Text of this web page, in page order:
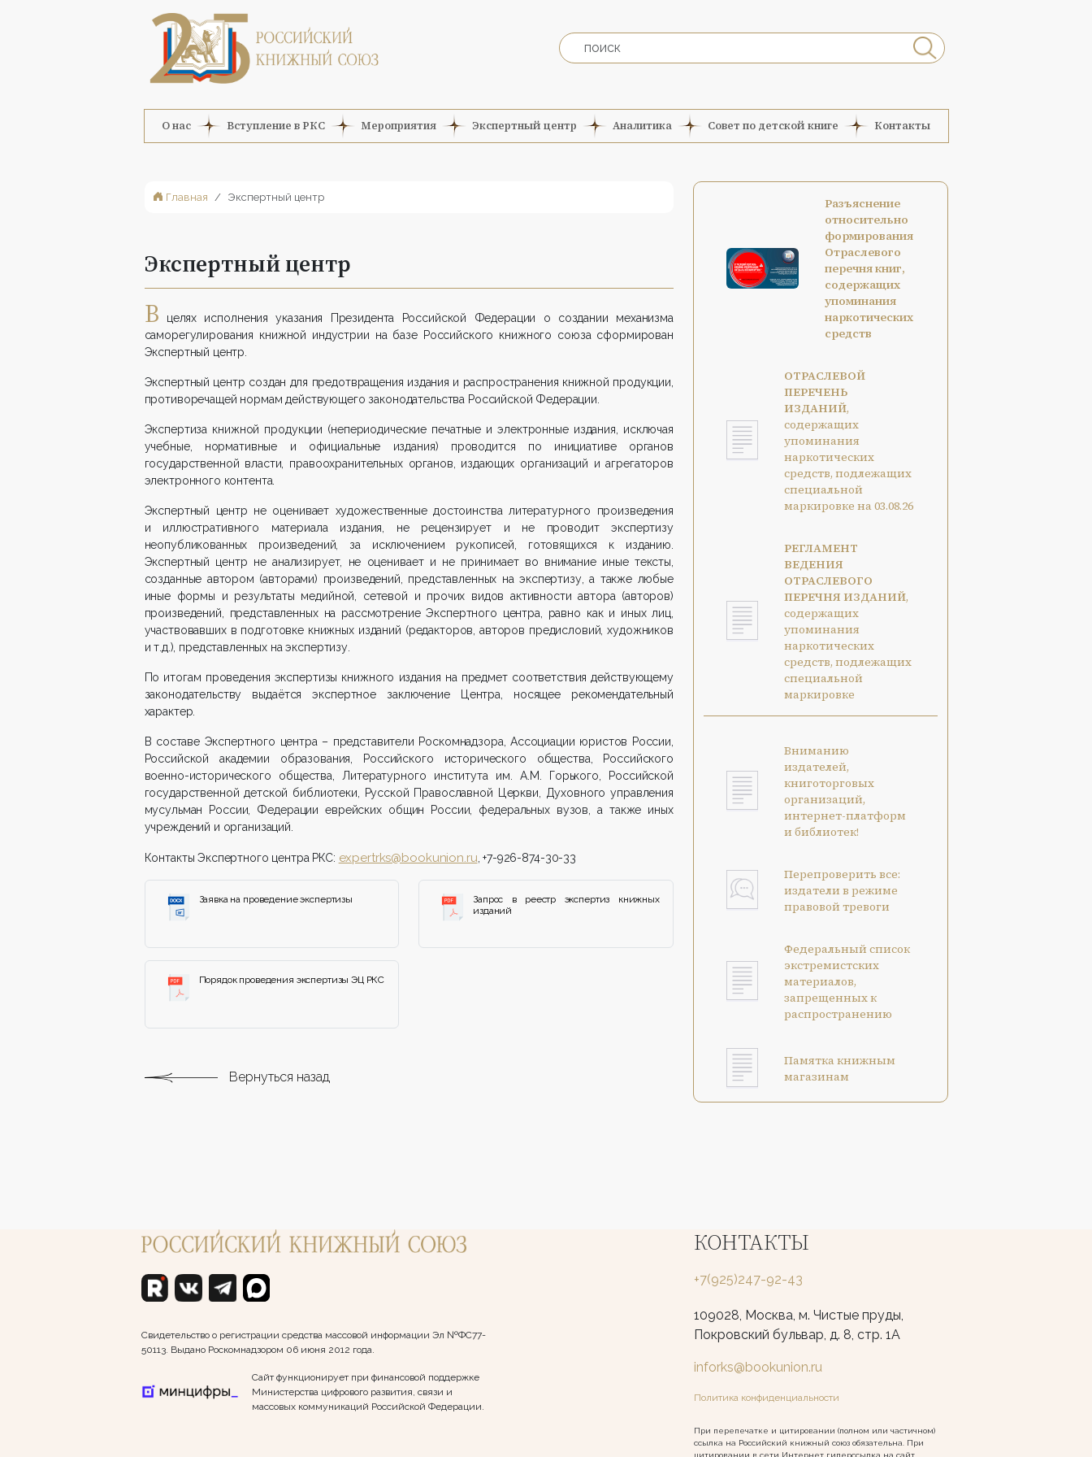
О нас Вступление в РКС Мероприятия Экспертный центр Аналитика Совет по детской книге Контакты
Главная Экспертный центр
Экспертный центр
В целях исполнения указания Президента Российской Федерации о создании механизма
саморегулирования книжной индустрии на базе Российского книжного союза сформирован
Экспертный центр.
Экспертный центр создан для предотвращения издания и распространения книжной продукции,
противоречащей нормам действующего законодательства Российской Федерации.
Экспертиза книжной продукции (непериодические печатные и электронные издания, исключая
учебные, нормативные и официальные издания) проводится по инициативе органов
государственной власти, правоохранительных органов, издающих организаций и агрегаторов
электронного контента.
Экспертный центр не оценивает художественные достоинства литературного произведения
и иллюстративного материала издания, не рецензирует и не проводит экспертизу
неопубликованных произведений, за исключением рукописей, готовящихся к изданию.
Экспертный центр не анализирует, не оценивает и не принимает во внимание иные тексты,
созданные автором (авторами) произведений, представленных на экспертизу, а также любые
иные формы и результаты медийной, сетевой и прочих видов активности автора (авторов)
произведений, представленных на рассмотрение Экспертного центра, равно как и иных лиц,
участвовавших в подготовке книжных изданий (редакторов, авторов предисловий, художников
и т.д.), представленных на экспертизу.
По итогам проведения экспертизы книжного издания на предмет соответствия действующему
законодательству выдаётся экспертное заключение Центра, носящее рекомендательный
характер.
В составе Экспертного центра – представители Роскомнадзора, Ассоциации юристов России,
Российской академии образования, Российского исторического общества, Российского
военно-исторического общества, Литературного института им. А.М. Горького, Российской
государственной детской библиотеки, Русской Православной Церкви, Духовного управления
мусульман России, Федерации еврейских общин России, федеральных вузов, а также иных
учреждений и организаций.
Контакты Экспертного центра РКС: expertrks@bookunion.ru , +7-926-874-30-33
Заявка на проведение экспертизы
Запрос в реестр экспертиз книжных
изданий
Порядок проведения экспертизы ЭЦ РКС
Вернуться назад
Разъяснение
относительно
формирования
Отраслевого
перечня книг,
содержащих
упоминания
наркотических
средств
ОТРАСЛЕВОЙ
ПЕРЕЧЕНЬ
ИЗДАНИЙ,
содержащих
упоминания
наркотических
средств, подлежащих
специальной
маркировке на 03.08.26
РЕГЛАМЕНТ
ВЕДЕНИЯ
ОТРАСЛЕВОГО
ПЕРЕЧНЯ ИЗДАНИЙ,
содержащих
упоминания
наркотических
средств, подлежащих
специальной
маркировке
Вниманию
издателей,
книготорговых
организаций,
интернет-платформ
и библиотек!
Перепроверить все:
издатели в режиме
правовой тревоги
Федеральный список
экстремистских
материалов,
запрещенных к
распространению
Памятка книжным
магазинам
Свидетельство о регистрации средства массовой информации Эл №ФС77-
50113. Выдано Роскомнадзором 06 июня 2012 года.
Сайт функционирует при финансовой поддержке
Министерства цифрового развития, связи и
массовых коммуникаций Российской Федерации.
КОНТАКТЫ
+7(925)247-92-43
109028, Москва, м. Чистые пруды,
Покровский бульвар, д. 8, стр. 1А
inforks@bookunion.ru
Политика конфиденциальности
При перепечатке и цитировании (полном или частичном)
ссылка на Российский книжный союз обязательна. При
цитировании в сети Интернет гиперссылка на сайт